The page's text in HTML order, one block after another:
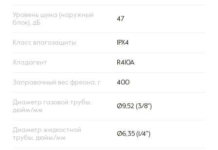
Уровень шума (наружный
блок), дБ
47
Класс влагозащиты IPX4
Хладагент R410A
Заправочный вес фреона, г 400
Диаметр газовой трубы,
дюйм/мм
Ø9,52 (3/8")
Диаметр жидкостной
трубы, дюйм/мм
Ø6,35 (1/4")